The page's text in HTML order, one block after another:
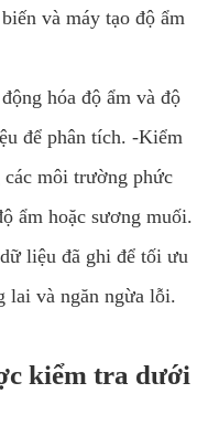
và máy tạo độ ẩm
hóa độ ẩm và độ
để phân tích. -Kiểm
môi trường phức
ẩm hoặc sương muối.
liệu đã ghi để tối ưu
lai và ngăn ngừa lỗi.
kiểm tra dưới